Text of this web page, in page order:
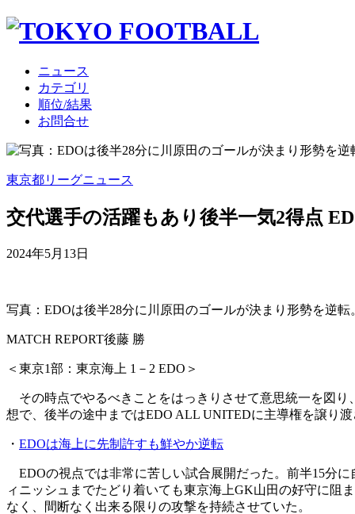
ニュース
カテゴリ
順位/結果
お問合せ
東京都リーグニュース
交代選手の活躍もあり後半一気2得点
2024年5月13日
写真：EDOは後半28分に川原田のゴールが決まり形勢を逆転
MATCH REPORT後藤 勝
＜東京1部：東京海上 1－2 EDO＞
その時点でやるべきことをはっきりさせて意思統一を図り
想で、後半の途中まではEDO ALL UNITEDに主導権を譲り
・ EDOは海上に先制許すも鮮やか逆転
EDOの視点では非常に苦しい試合展開だった。前半15分
ィニッシュまでたどり着いても東京海上GK山田の好守に阻
なく、間断なく出来る限りの攻撃を持続させていた。